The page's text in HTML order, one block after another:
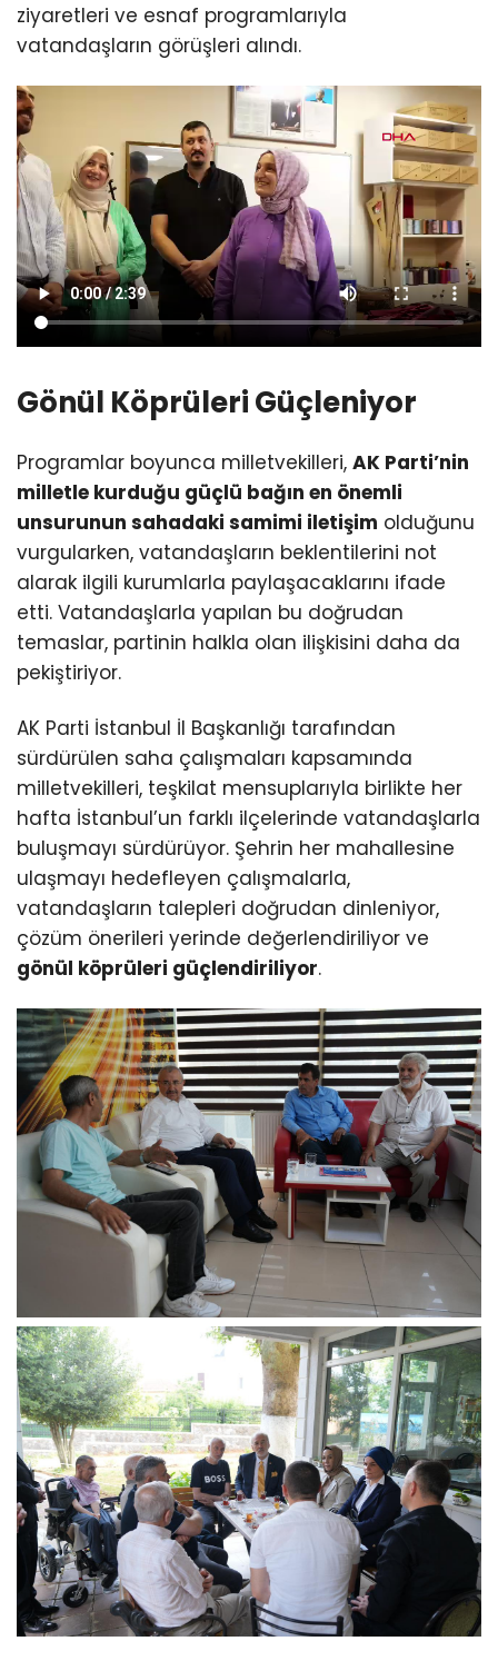
ziyaretleri ve esnaf programlarıyla
vatandaşların görüşleri alındı.
Gönül Köprüleri Güçleniyor
Programlar boyunca milletvekilleri, AK Parti’nin
milletle kurduğu güçlü bağın en önemli
unsurunun sahadaki samimi iletişim olduğunu
vurgularken, vatandaşların beklentilerini not
alarak ilgili kurumlarla paylaşacaklarını ifade
etti. Vatandaşlarla yapılan bu doğrudan
temaslar, partinin halkla olan ilişkisini daha da
pekiştiriyor.
AK Parti İstanbul İl Başkanlığı tarafından
sürdürülen saha çalışmaları kapsamında
milletvekilleri, teşkilat mensuplarıyla birlikte her
hafta İstanbul’un farklı ilçelerinde vatandaşlarla
buluşmayı sürdürüyor. Şehrin her mahallesine
ulaşmayı hedefleyen çalışmalarla,
vatandaşların talepleri doğrudan dinleniyor,
çözüm önerileri yerinde değerlendiriliyor ve
gönül köprüleri güçlendiriliyor.